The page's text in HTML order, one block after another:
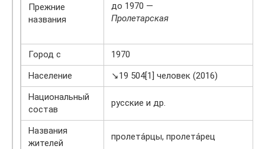
Прежние
названия
до 1970 —
Пролетарская
Город с
1970
Население
↘19 504[1] человек (2016)
Национальный
состав
русские и др.
Названия
жителей
пролета́рцы, пролета́рец